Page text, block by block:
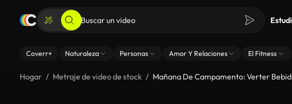
Coverr+ Naturaleza Personas Amor Y Relaciones El Fitness
Hogar Metraje de video de stock Mañana De Campamento: Verter